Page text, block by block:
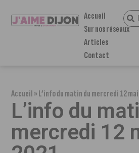
Accueil
Sur nos réseaux
Articles
Contact
Accueil»L’info du matin du mercredi 12
L’info du
mercredi 12